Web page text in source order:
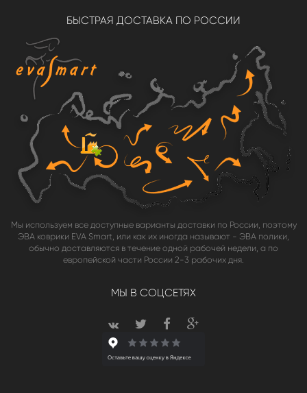
БЫСТРАЯ ДОСТАВКА ПО РОССИИ
Мы используем все доступные варианты доставки по России, поэтому
ЭВА коврики EVA Smart, или как их иногда называют - ЭВА полики,
обычно доставляются в течение одной рабочей недели, а по
европейской части России 2-3 рабочих дня.
МЫ В СОЦСЕТЯХ